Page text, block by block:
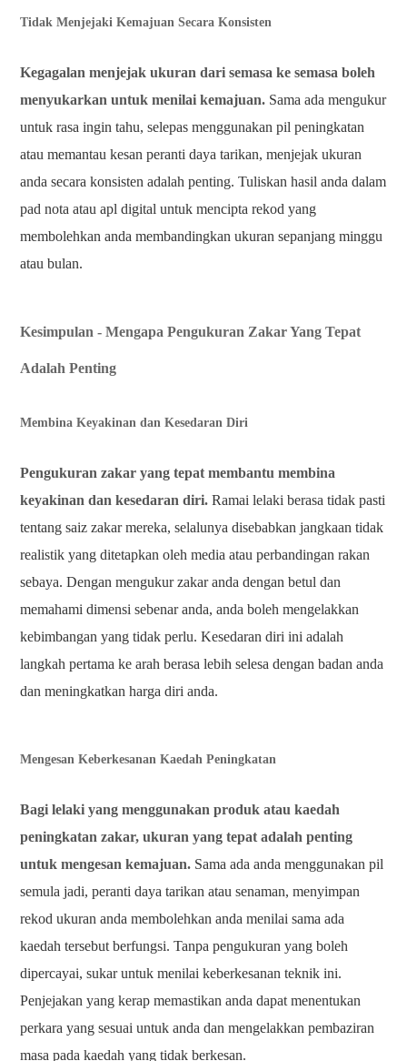
Tidak Menjejaki Kemajuan Secara Konsisten
Kegagalan menjejak ukuran dari semasa ke semasa boleh
menyukarkan untuk menilai kemajuan. Sama ada mengukur
untuk rasa ingin tahu, selepas menggunakan pil peningkatan
atau memantau kesan peranti daya tarikan, menjejak ukuran
anda secara konsisten adalah penting. Tuliskan hasil anda dalam
pad nota atau apl digital untuk mencipta rekod yang
membolehkan anda membandingkan ukuran sepanjang minggu
atau bulan.
Kesimpulan - Mengapa Pengukuran Zakar Yang Tepat
Adalah Penting
Membina Keyakinan dan Kesedaran Diri
Pengukuran zakar yang tepat membantu membina
keyakinan dan kesedaran diri. Ramai lelaki berasa tidak pasti
tentang saiz zakar mereka, selalunya disebabkan jangkaan tidak
realistik yang ditetapkan oleh media atau perbandingan rakan
sebaya. Dengan mengukur zakar anda dengan betul dan
memahami dimensi sebenar anda, anda boleh mengelakkan
kebimbangan yang tidak perlu. Kesedaran diri ini adalah
langkah pertama ke arah berasa lebih selesa dengan badan anda
dan meningkatkan harga diri anda.
Mengesan Keberkesanan Kaedah Peningkatan
Bagi lelaki yang menggunakan produk atau kaedah
peningkatan zakar, ukuran yang tepat adalah penting
untuk mengesan kemajuan. Sama ada anda menggunakan pil
semula jadi, peranti daya tarikan atau senaman, menyimpan
rekod ukuran anda membolehkan anda menilai sama ada
kaedah tersebut berfungsi. Tanpa pengukuran yang boleh
dipercayai, sukar untuk menilai keberkesanan teknik ini.
Penjejakan yang kerap memastikan anda dapat menentukan
perkara yang sesuai untuk anda dan mengelakkan pembaziran
masa pada kaedah yang tidak berkesan.